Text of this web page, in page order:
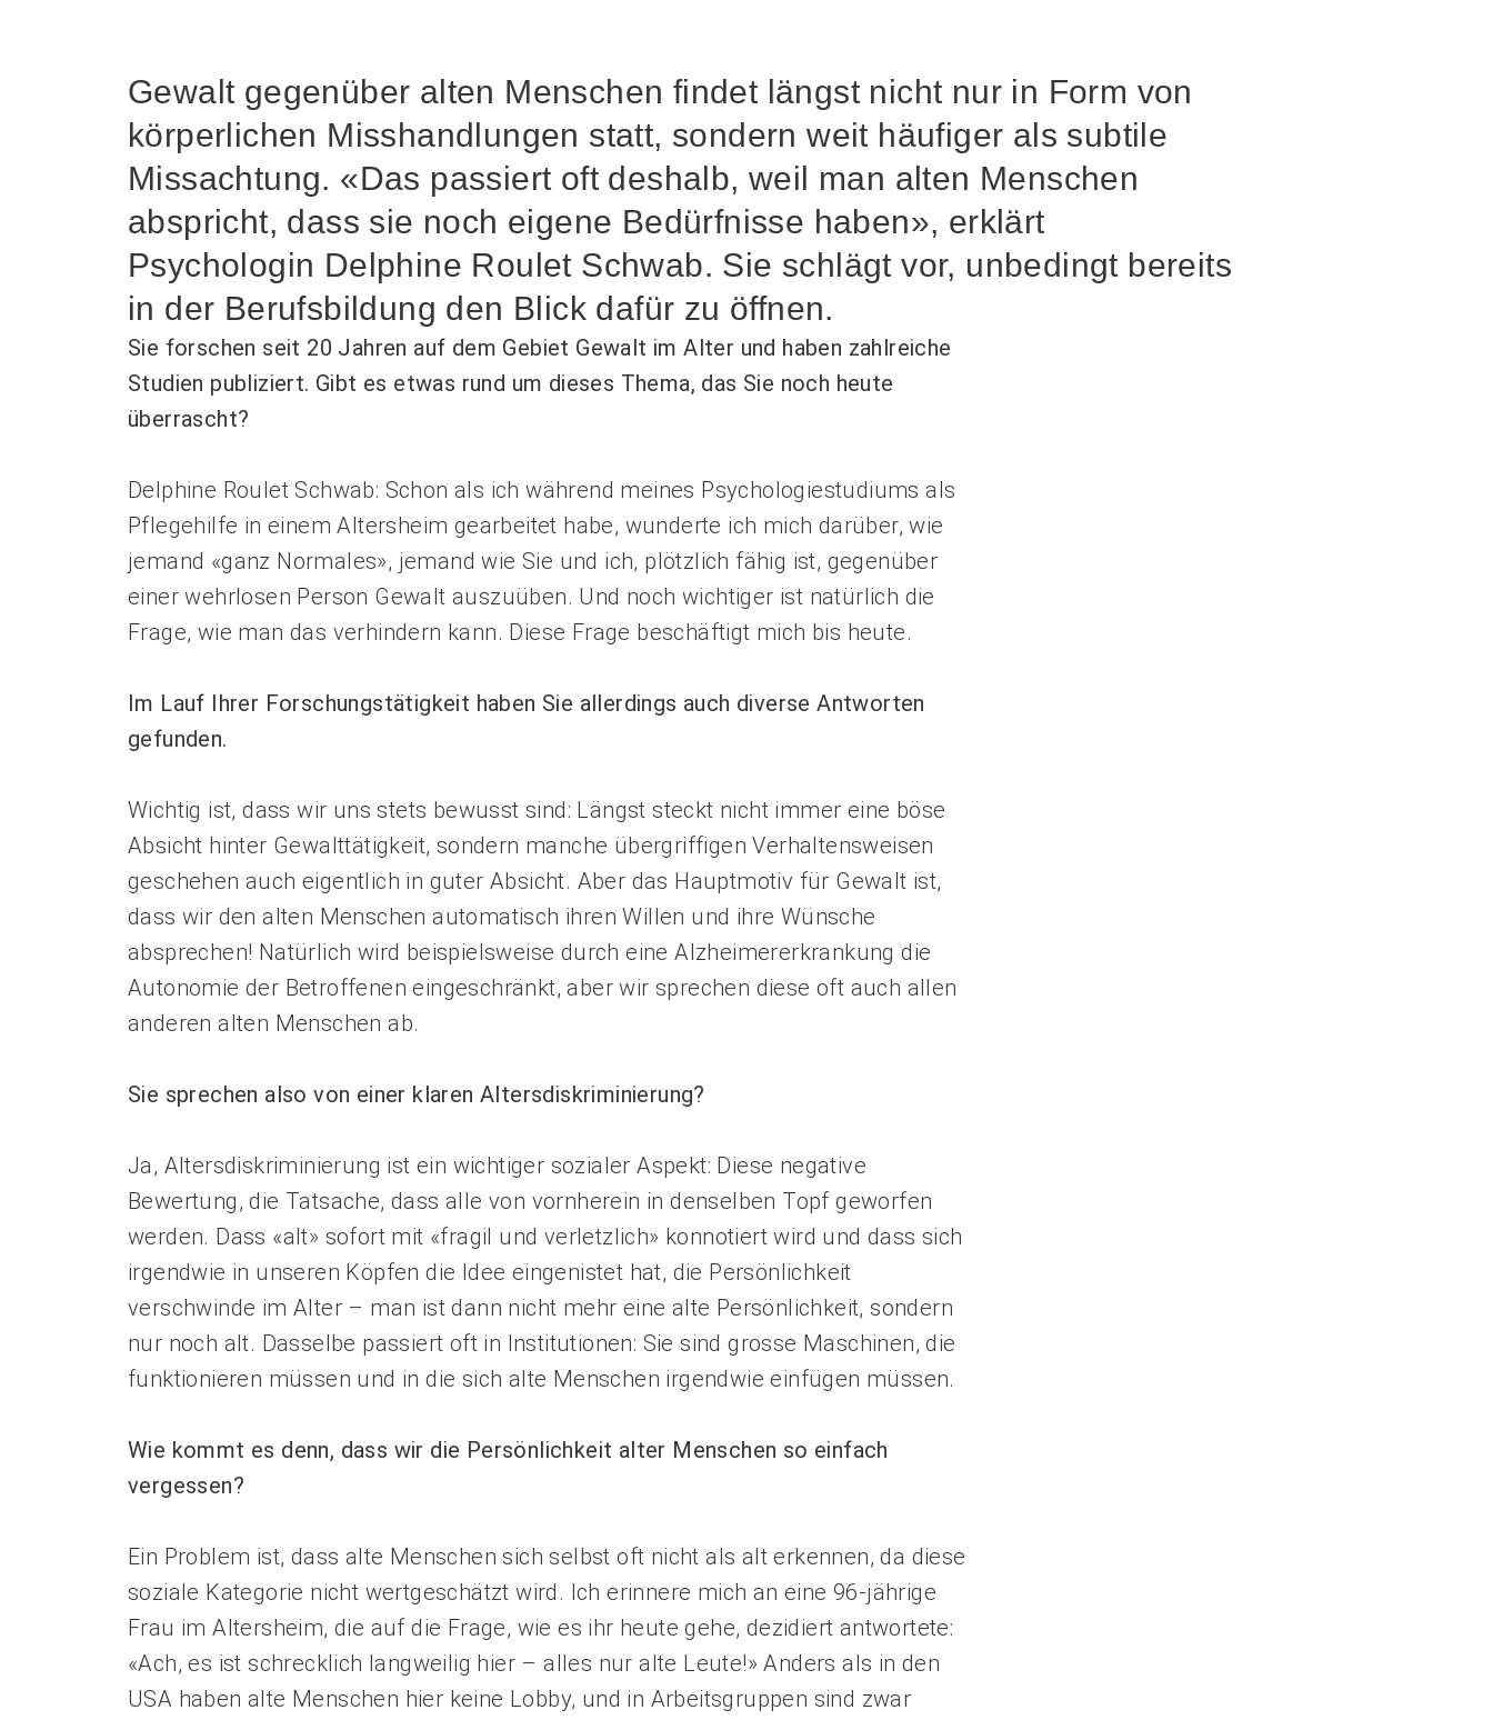
Arbeit und Betriebskultur gestalten
Betrieb führen und Recht umsetzen
Sicherheit gewährleisten
Finanzierung regeln
Angebote entwickeln
Nachhaltigkeit fördern
Einkauf organisieren
Berufliche Inklusion fördern
Mit Angehörigen arbeiten
Empowerment stärken
Gesundheitsfragen angehen
Integrität schützen
Bei Demenz begleiten
Psychische Gesundheit fördern
Gewalt gegenüber alten Menschen findet längst nicht nur in Form von
körperlichen Misshandlungen statt, sondern weit häufiger als subtile
Missachtung. «Das passiert oft deshalb, weil man alten Menschen
abspricht, dass sie noch eigene Bedürfnisse haben», erklärt
Psychologin Delphine Roulet Schwab. Sie schlägt vor, unbedingt bereits
in der Berufsbildung den Blick dafür zu öffnen.
Sie forschen seit 20 Jahren auf dem Gebiet Gewalt im Alter und haben zahlreiche
Studien publiziert. Gibt es etwas rund um dieses Thema, das Sie noch heute
überrascht?
Delphine Roulet Schwab: Schon als ich während meines Psychologiestudiums als
Pflegehilfe in einem Altersheim gearbeitet habe, wunderte ich mich darüber, wie
jemand «ganz Normales», jemand wie Sie und ich, plötzlich fähig ist, gegenüber
einer wehrlosen Person Gewalt auszuüben. Und noch wichtiger ist natürlich die
Frage, wie man das verhindern kann. Diese Frage beschäftigt mich bis heute.
Im Lauf Ihrer Forschungstätigkeit haben Sie allerdings auch diverse Antworten
gefunden.
Wichtig ist, dass wir uns stets bewusst sind: Längst steckt nicht immer eine böse
Absicht hinter Gewalttätigkeit, sondern manche übergriffigen Verhaltensweisen
geschehen auch eigentlich in guter Absicht. Aber das Hauptmotiv für Gewalt ist,
dass wir den alten Menschen automatisch ihren Willen und ihre Wünsche
absprechen! Natürlich wird beispielsweise durch eine Alzheimererkrankung die
Autonomie der Betroffenen eingeschränkt, aber wir sprechen diese oft auch allen
anderen alten Menschen ab.
Sie sprechen also von einer ­klaren Altersdiskriminierung?
Ja, Altersdiskriminierung ist ein wichtiger sozialer Aspekt: Diese negative
Bewertung, die Tatsache, dass alle von vornherein in denselben Topf geworfen
werden. Dass «alt» sofort mit «fragil und verletzlich» konnotiert wird und dass sich
irgendwie in unseren Köpfen die Idee eingenistet hat, die Persönlichkeit
verschwinde im Alter – man ist dann nicht mehr eine alte Persönlichkeit, sondern
nur noch alt. Dasselbe passiert oft in Institutionen: Sie sind grosse Maschinen, die
funktionieren müssen und in die sich alte Menschen irgendwie einfügen müssen.
Wie kommt es denn, dass wir die Persönlichkeit alter Menschen so einfach
vergessen?
Ein Problem ist, dass alte Menschen sich selbst oft nicht als alt erkennen, da diese
soziale Kategorie nicht wertgeschätzt wird. Ich erinnere mich an eine 96-jährige
Frau im Altersheim, die auf die Frage, wie es ihr heute gehe, dezidiert antwortete:
«Ach, es ist schrecklich langweilig hier – alles nur alte Leute!» Anders als in den
USA haben alte Menschen hier keine Lobby, und in Arbeitsgruppen sind zwar